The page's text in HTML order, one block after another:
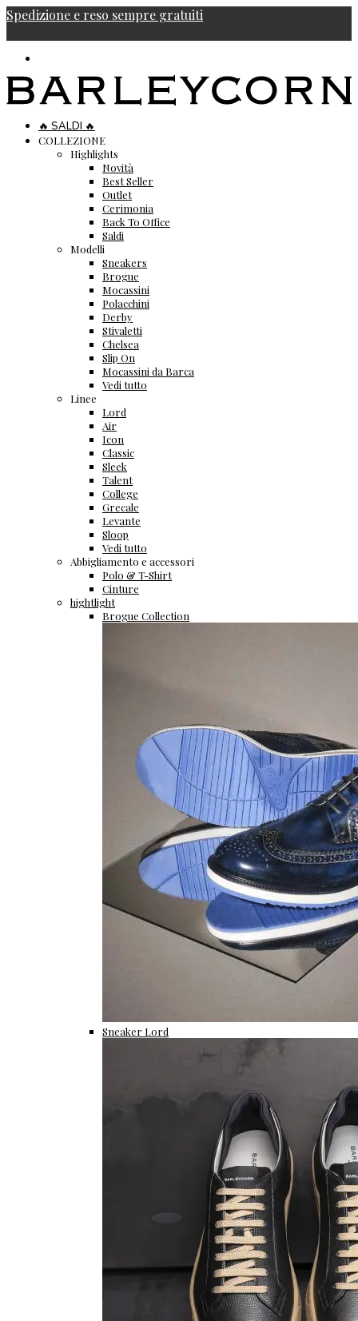
Spedizione e reso sempre gratuiti
🔥 SALDI 🔥
COLLEZIONE
Highlights
Novità
Best Seller
Outlet
Cerimonia
Back To Office
Saldi
Modelli
Sneakers
Brogue
Mocassini
Polacchini
Derby
Stivaletti
Chelsea
Slip On
Mocassini da Barca
Vedi tutto
Linee
Lord
Air
Icon
Classic
Sleek
Talent
College
Grecale
Levante
Sloop
Vedi tutto
Abbigliamento e accessori
Polo & T-Shirt
Cinture
hightlight
Brogue Collection
Sneaker Lord